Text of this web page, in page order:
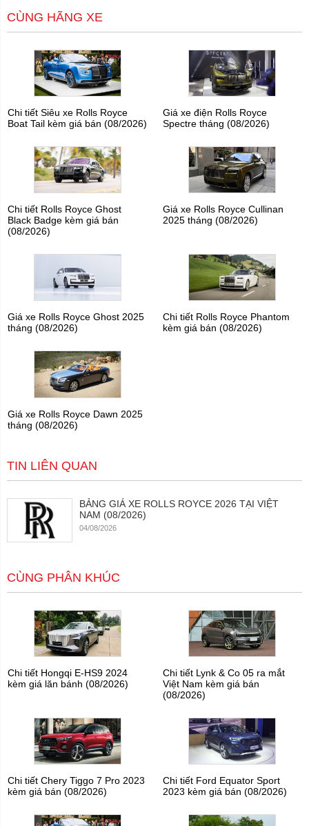
CÙNG HÃNG XE
Chi tiết Siêu xe Rolls Royce
Boat Tail kèm giá bán (08/2026)
Giá xe điện Rolls Royce
Spectre tháng (08/2026)
Chi tiết Rolls Royce Ghost
Black Badge kèm giá bán
(08/2026)
Giá xe Rolls Royce Cullinan
2025 tháng (08/2026)
Giá xe Rolls Royce Ghost 2025
tháng (08/2026)
Chi tiết Rolls Royce Phantom
kèm giá bán (08/2026)
Giá xe Rolls Royce Dawn 2025
tháng (08/2026)
TIN LIÊN QUAN
BẢNG GIÁ XE ROLLS ROYCE 2026 TẠI VIỆT
NAM (08/2026)
04/08/2026
CÙNG PHÂN KHÚC
Chi tiết Hongqi E-HS9 2024
kèm giá lăn bánh (08/2026)
Chi tiết Lynk & Co 05 ra mắt
Việt Nam kèm giá bán
(08/2026)
Chi tiết Chery Tiggo 7 Pro 2023
kèm giá bán (08/2026)
Chi tiết Ford Equator Sport
2023 kèm giá bán (08/2026)